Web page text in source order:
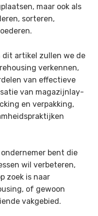
maar ook als
sorteren,
dit artikel zullen we de
verkennen,
van effectieve
van magazijnlay-
en verpakking,
bent die
wil verbeteren,
zoek is naar
of gewoon
vakgebied.